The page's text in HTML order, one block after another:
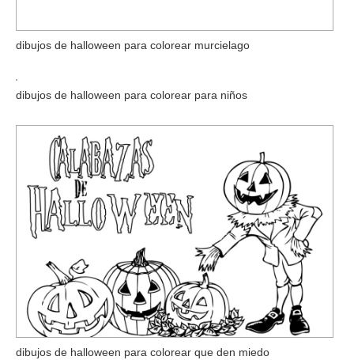
dibujos de halloween para colorear murcielago
dibujos de halloween para colorear para niños
dibujos de halloween para colorear que den miedo